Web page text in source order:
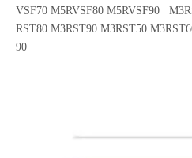
VSF70 M5RVSF80 M5RVSF90
RST80 M3RST90 M3RST50
90